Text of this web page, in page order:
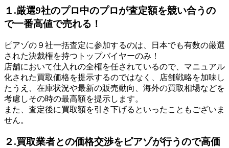
１.厳選9社のプロ中のプロが査定額を競い合うの
で一番高値で売れる！
ピアゾの９社一括査定に参加するのは、日本でも有数の厳選
された決裁権を持つトップバイヤーのみ！
店舗において仕入れの全権を任されているので、マニュアル
化された買取価格を提示するのではなく、店舗戦略を加味し
たうえ、在庫状況や最新の販売動向、海外の買取相場などを
考慮しその時の最高額を提示します。
また、査定後に買取額を引き下げるといったこともございま
せん。
２.買取業者との価格交渉をピアゾが行うので高価